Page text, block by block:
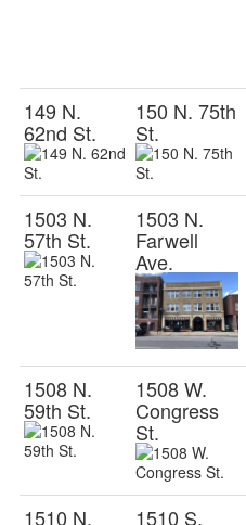
149 N.
62nd St.
150 N. 75th
St.
1503 N.
57th St.
1503 N.
Farwell
Ave.
1508 N.
59th St.
1508 W.
Congress
St.
1510 N. 1510 S.